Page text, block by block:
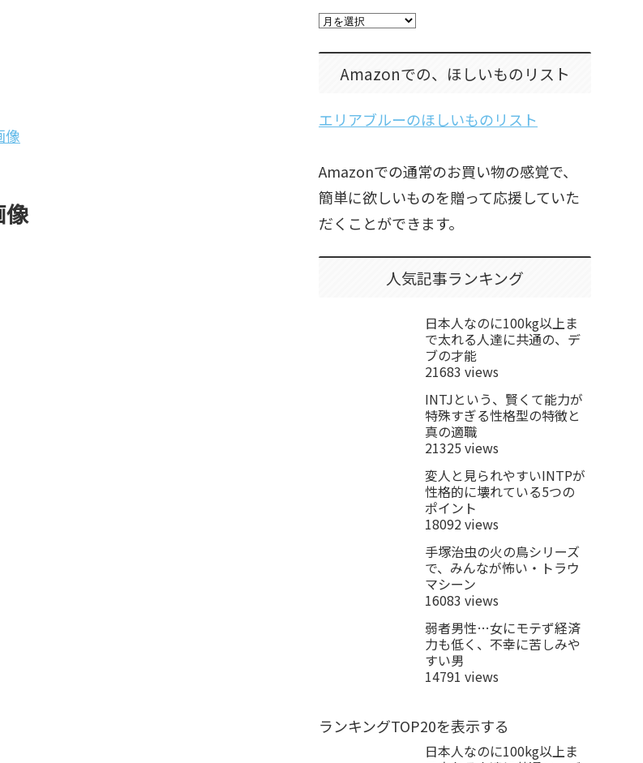
像
像
Amazonでの、ほしいものリスト
エリアブルーのほしいものリスト
Amazonでの通常のお買い物の感覚で、
簡単に欲しいものを贈って応援していた
だくことができます。
人気記事ランキング
日本人なのに100kg以上ま
で太れる人達に共通の、デ
ブの才能
21683 views
INTJという、賢くて能力が
特殊すぎる性格型の特徴と
真の適職
21325 views
変人と見られやすいINTPが
性格的に壊れている5つの
ポイント
18092 views
手塚治虫の火の鳥シリーズ
で、みんなが怖い・トラウ
マシーン
16083 views
弱者男性…女にモテず経済
力も低く、不幸に苦しみや
すい男
14791 views
ランキングTOP20を表示する
日本人なのに100kg以上ま